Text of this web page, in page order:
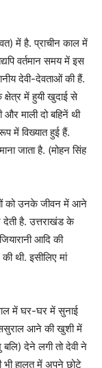
में है. प्राचीन काल में
वर्तमान समय में इस
देवी-देवताओं की हैं.
में हुयी खुदाई से
और माली दो बहिनें थी
में विख्यात हुई हैं.
जाता है. (मोहन सिंह
को उनके जीवन में आने
है. उत्तराखंड के
आदि की
थी. इसीलिए मां
में घर-घर में सुनाई
आने की खुशी में
बलि) देने लगी तो देवी ने
भी हालत में अपने छोटे